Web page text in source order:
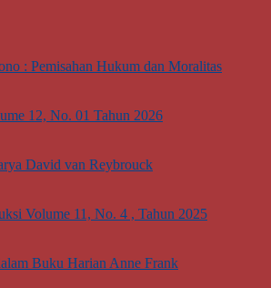
: Pemisahan Hukum dan Moralitas
12, No. 01 Tahun 2026
David van Reybrouck
Volume 11, No. 4 , Tahun 2025
Buku Harian Anne Frank